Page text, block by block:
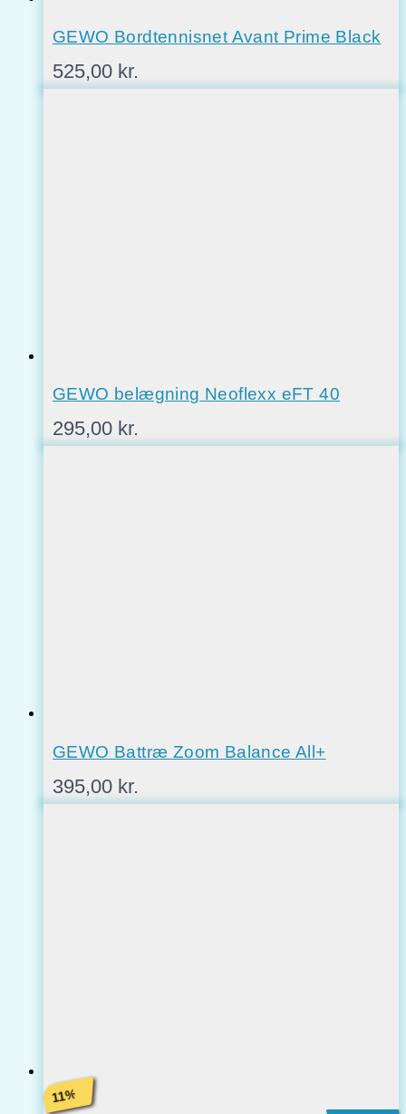
GEWO Bordtennisnet Avant Prime Black
525,00 kr.
GEWO belægning Neoflexx eFT 40
295,00 kr.
GEWO Battræ Zoom Balance All+
395,00 kr.
11%